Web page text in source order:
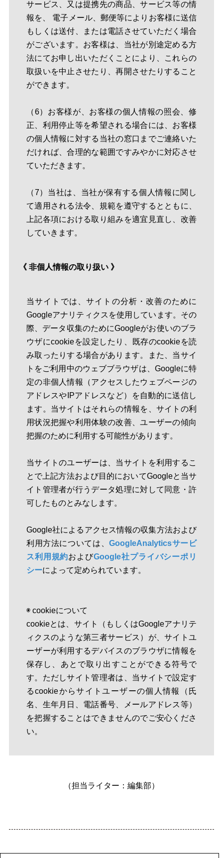
サービス、又は提携先の商品、サービス等の情
報を、 電子メール、郵便等によりお客様に送信
もしくは送付、または電話させていただく場合
がございます。お客様は、当社が別途定める方
法にてお申し出いただくことにより、これらの
取扱いを中止させたり、再開させたりすること
ができます。
（6）お客様が、お客様の個人情報の照会、修
正、利用停止等を希望される場合には、お客様
の個人情報に対する当社の窓口までご連絡いた
だければ、合理的な範囲ですみやかに対応させ
ていただきます。
（7）当社は、当社が保有する個人情報に関し
て適用される法令、規範を遵守するとともに、
上記各項における取り組みを適宜見直し、改善
していきます。
《 非個人情報の取り扱い 》
当サイトでは、サイトの分析・改善のために
Googleアナリティクスを使用しています。その
際、データ収集のためにGoogleがお使いのブラ
ウザにcookieを設定したり、既存のcookieを読
み取ったりする場合があります。また、当サイ
トをご利用中のウェブブラウザは、Googleに特
定の非個人情報（アクセスしたウェブページの
アドレスやIPアドレスなど）を自動的に送信し
ます。当サイトはそれらの情報を、サイトの利
用状況把握や利用体験の改善、ユーザーの傾向
把握のために利用する可能性があります。
当サイトのユーザーは、当サイトを利用するこ
とで上記方法および目的においてGoogleと当サ
イト管理者が行うデータ処理に対して同意・許
可したものとみなします。
Google社によるアクセス情報の収集方法および
利用方法については、GoogleAnalyticsサービ
ス利用規約およびGoogle社プライバシーポリ
シーによって定められています。
◉ cookieについて
cookieとは、サイト（もしくはGoogleアナリテ
ィクスのような第三者サービス）が、サイトユ
ーザーが利用するデバイスのブラウザに情報を
保存し、あとで取り出すことができる符号で
す。ただしサイト管理者は、当サイトで設定す
るcookieからサイトユーザーの個人情報（氏
名、生年月日、電話番号、メールアドレス等）
を把握することはできませんのでご安心くださ
い。
（担当ライター：編集部）